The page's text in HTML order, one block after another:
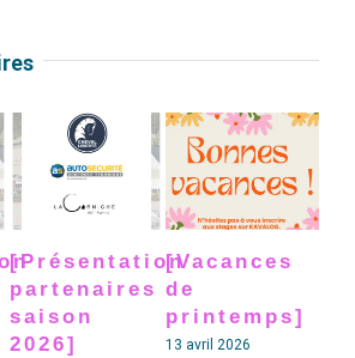
[Présentation
partenaires
saison
2026]
[Vacances
de
printemps]
13 avril 2026